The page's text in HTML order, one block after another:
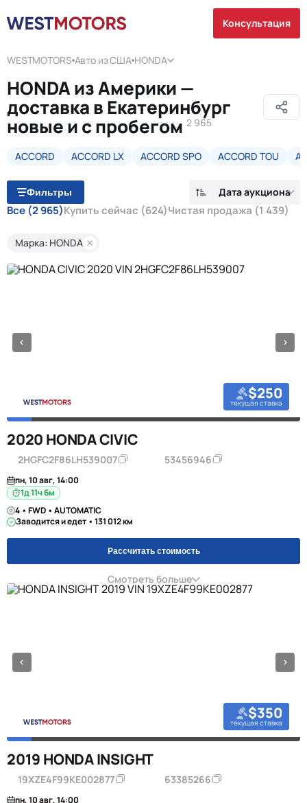
Консультация
WESTMOTORS Авто из США HONDA
HONDA из Америки —
доставка в Екатеринбург
новые и с пробегом 2 965
ACCORD ACCORD LX ACCORD SPO ACCORD TOU
Фильтры Дата аукциона
Все (2 965)Купить сейчас (624)Чистая продажа (1 439)
Марка: HONDA
$250
текущая ставка
2020 HONDA CIVIC
2HGFC2F86LH539007 53456946
пн, 10 авг, 14:00
1д 11ч 6м
4 • FWD • AUTOMATIC
Заводится и едет • 131 012 км
Рассчитать стоимость
Смотреть больше
$350
текущая ставка
2019 HONDA INSIGHT
19XZE4F99KE002877 63385266
пн, 10 авг, 14:00